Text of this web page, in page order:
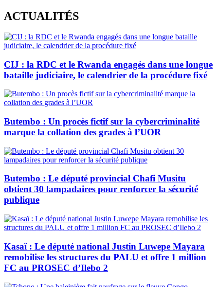
Skip
to
content
ACTUALITÉS
CIJ : la RDC et le Rwanda engagés dans une longue
bataille judiciaire, le calendrier de la procédure fixé
Butembo : Un procès fictif sur la cybercriminalité
marque la collation des grades à l’UOR
Butembo : Le député provincial Chafi Musitu
obtient 30 lampadaires pour renforcer la sécurité
publique
Kasaï : Le député national Justin Luwepe Mayara
remobilise les structures du PALU et offre 1 million
FC au PROSEC d’Ilebo 2